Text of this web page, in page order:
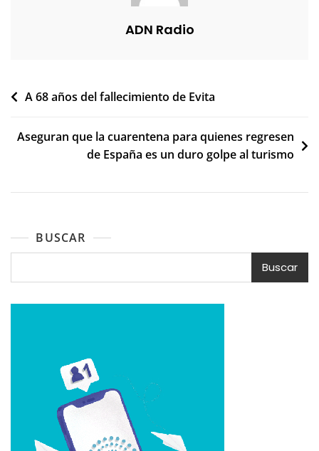
ADN Radio
Navegación
entradas
A 68 años del fallecimiento de Evita
Aseguran que la cuarentena para quienes regresen
de España es un duro golpe al turismo
BUSCAR
Buscar